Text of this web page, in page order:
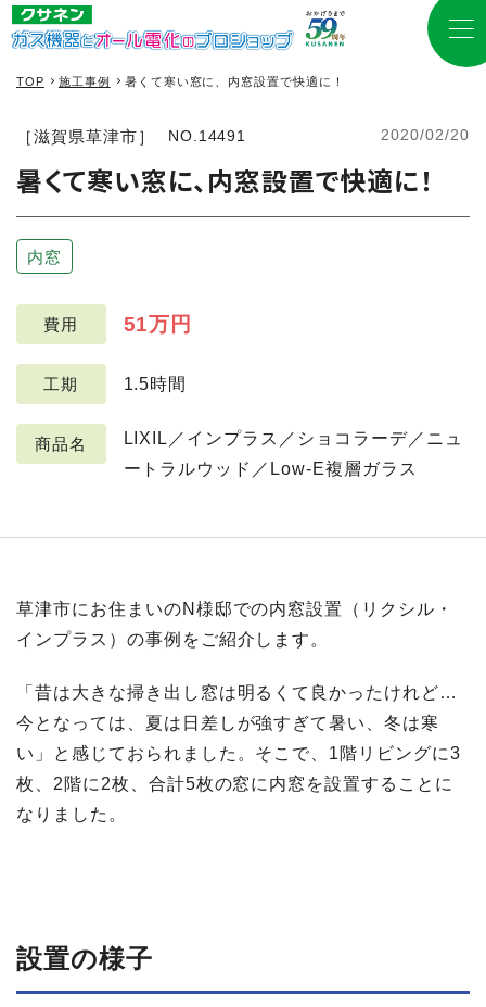
TOP 施工事例 暑くて寒い窓に、内窓設置で快適に！
［滋賀県草津市］ NO.14491 2020/02/20
暑くて寒い窓に、内窓設置で快適に！
内窓
費用 51万円
工期 1.5時間
商品名
LIXIL／インプラス／ショコラーデ／ニュ
ートラルウッド／Low-E複層ガラス
草津市にお住まいのN様邸での内窓設置（リクシル・
インプラス）の事例をご紹介します。
「昔は大きな掃き出し窓は明るくて良かったけれど…
今となっては、夏は日差しが強すぎて暑い、冬は寒
い」と感じておられました。そこで、1階リビングに3
枚、2階に2枚、合計5枚の窓に内窓を設置することに
なりました。
設置の​様子